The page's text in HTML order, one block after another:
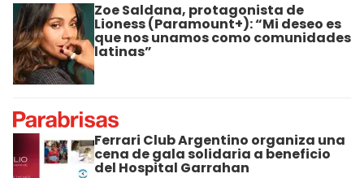
Zoe Saldana, protagonista de
Lioness (Paramount+): “Mi deseo es
que nos unamos como comunidades
latinas”
Ferrari Club Argentino organiza una
cena de gala solidaria a beneficio
del Hospital Garrahan